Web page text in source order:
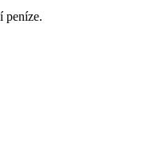
peníze.